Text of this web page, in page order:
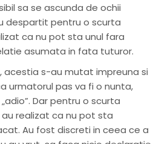
sa se ascunda de ochii
despartit pentru o scurta
ca nu pot sta unul fara
asumata in fata tuturor.
acestia s-au mutat impreuna si
urmatorul pas va fi o nunta,
Dar pentru o scurta
realizat ca nu pot sta
Au fost discreti in ceea ce a